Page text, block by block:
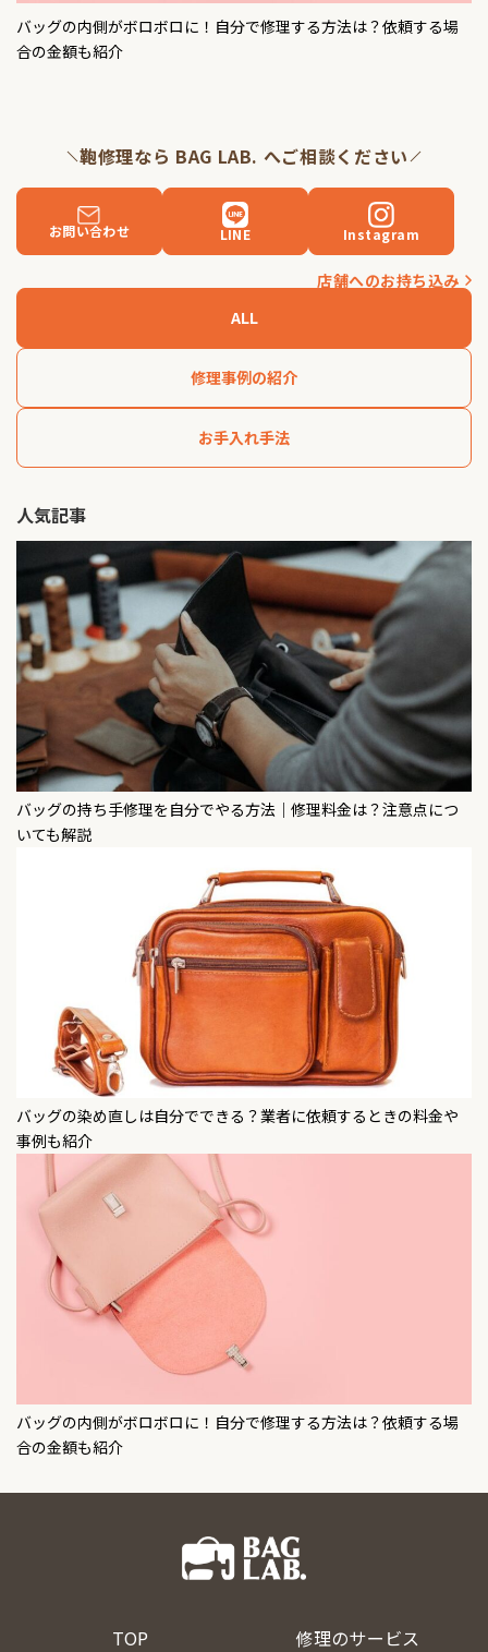
バッグの内側がボロボロに！自分で修理する方法は？依頼する場
合の金額も紹介
鞄修理なら BAG LAB. へご相談ください
お問い合わせ LINE Instagram
店舗へのお持ち込み
ALL
修理事例の紹介
お手入れ手法
人気記事
バッグの持ち手修理を自分でやる方法｜修理料金は？注意点につ
いても解説
バッグの染め直しは自分でできる？業者に依頼するときの料金や
事例も紹介
バッグの内側がボロボロに！自分で修理する方法は？依頼する場
合の金額も紹介
TOP 修理のサービス